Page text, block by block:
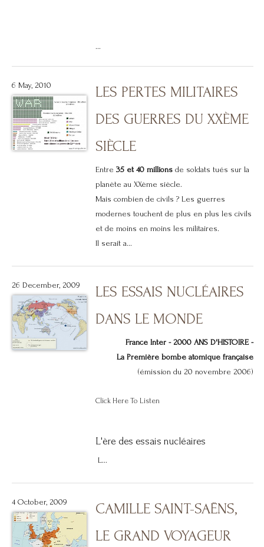
...
6 May, 2010
LES PERTES MILITAIRES
DES GUERRES DU XXÈME
SIÈCLE
Entre 35 et 40 millionsde soldats tués sur la
planète au XXème siècle.
Mais combien de civils ? Les guerres
modernes touchent de plus en plus les civils
et de moins en moins les militaires.
Il serait a...
26 December, 2009
LES ESSAIS NUCLÉAIRES
DANS LE MONDE
France Inter - 2000 ANS D'HISTOIRE -
La Première bombe atomique française
(émission du 20 novembre 2006)
Click Here To Listen
L'ère des essais nucléaires
L...
4 October, 2009
CAMILLE SAINT-SAËNS,
LE GRAND VOYAGEUR